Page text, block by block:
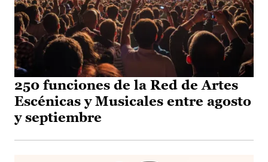
250 funciones de la Red de Artes
Escénicas y Musicales entre agosto
y septiembre